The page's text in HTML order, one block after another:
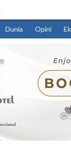
Dunia Opini